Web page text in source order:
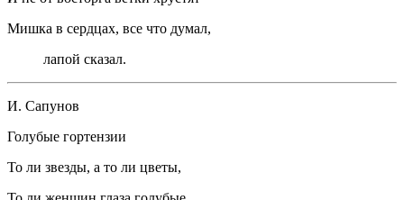
Мишка в сердцах, все что думал,
лапой сказал.
И. Сапунов
Голубые гортензии
То ли звезды, а то ли цветы,